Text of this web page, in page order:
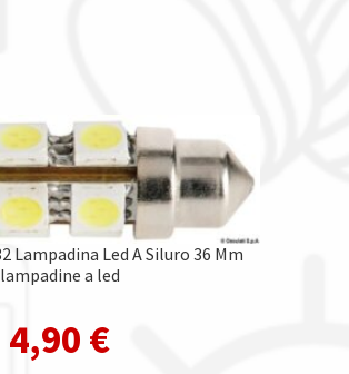
Lampadina Led A Siluro 36 Mm
lampadine a led
4,90 €